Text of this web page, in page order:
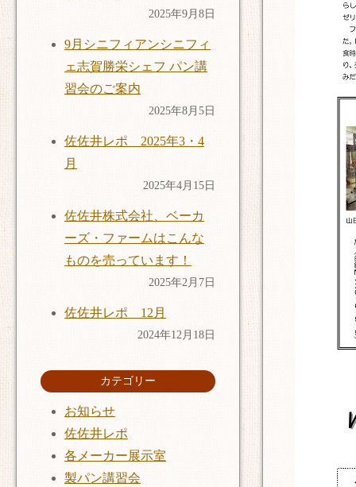
2025年9月8日
9月シニフィアンシニフィ
ェ志賀勝栄シェフ パン講
習会のご案内
2025年8月5日
佐佐井レポ 2025年3・4
月
2025年4月15日
佐佐井株式会社、ベーカ
ーズ・ファームはこんな
ものを売っています！
2025年2月7日
佐佐井レポ 12月
2024年12月18日
カテゴリー
お知らせ
佐佐井レポ
各メーカー展示室
製パン講習会